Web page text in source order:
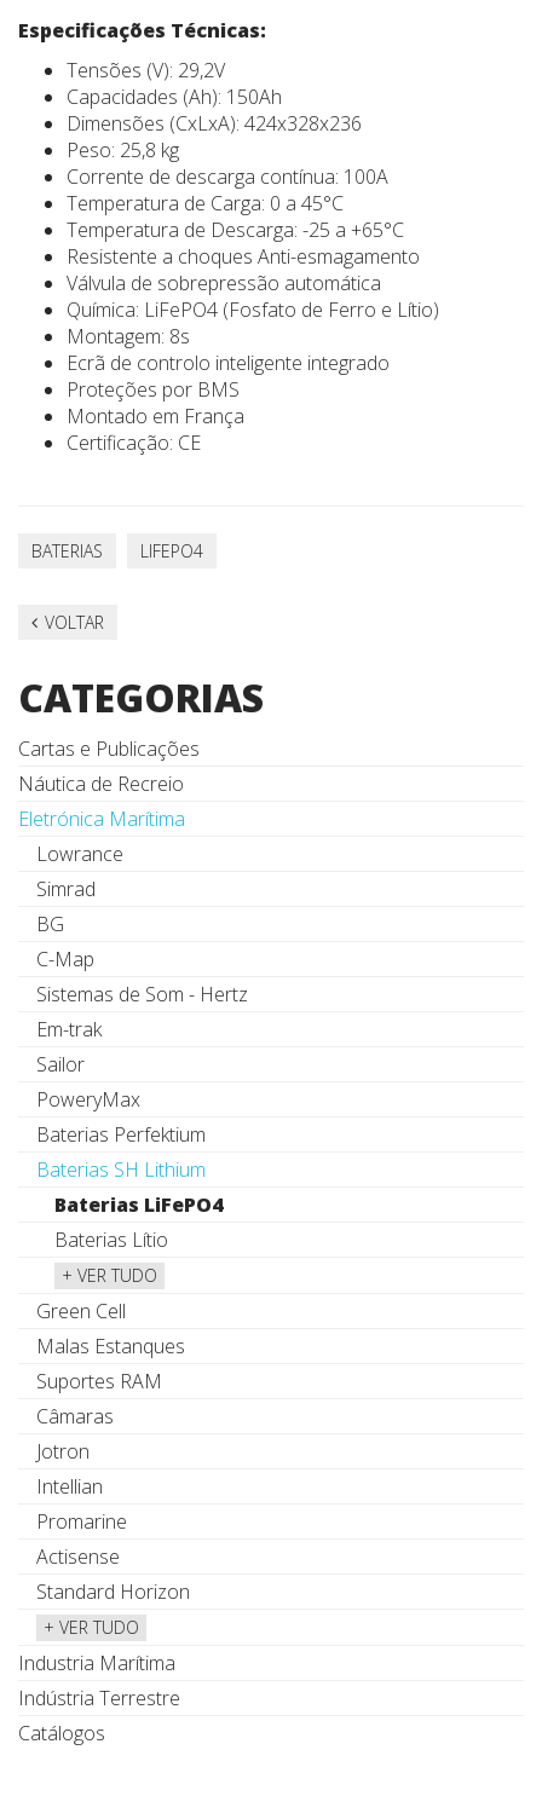
Especificações Técnicas:
Tensões (V): 29,2V
Capacidades (Ah): 150Ah
Dimensões (CxLxA): 424x328x236
Peso: 25,8 kg
Corrente de descarga contínua: 100A
Temperatura de Carga: 0 a 45°C
Temperatura de Descarga: -25 a +65°C
Resistente a choques Anti-esmagamento
Válvula de sobrepressão automática
Química: LiFePO4 (Fosfato de Ferro e Lítio)
Montagem: 8s
Ecrã de controlo inteligente integrado
Proteções por BMS
Montado em França
Certificação: CE
BATERIAS LIFEPO4
VOLTAR
CATEGORIAS
Cartas e Publicações
Náutica de Recreio
Eletrónica Marítima
Lowrance
Simrad
BG
C-Map
Sistemas de Som - Hertz
Em-trak
Sailor
PoweryMax
Baterias Perfektium
Baterias SH Lithium
Baterias LiFePO4
Baterias Lítio
+ VER TUDO
Green Cell
Malas Estanques
Suportes RAM
Câmaras
Jotron
Intellian
Promarine
Actisense
Standard Horizon
+ VER TUDO
Industria Marítima
Indústria Terrestre
Catálogos